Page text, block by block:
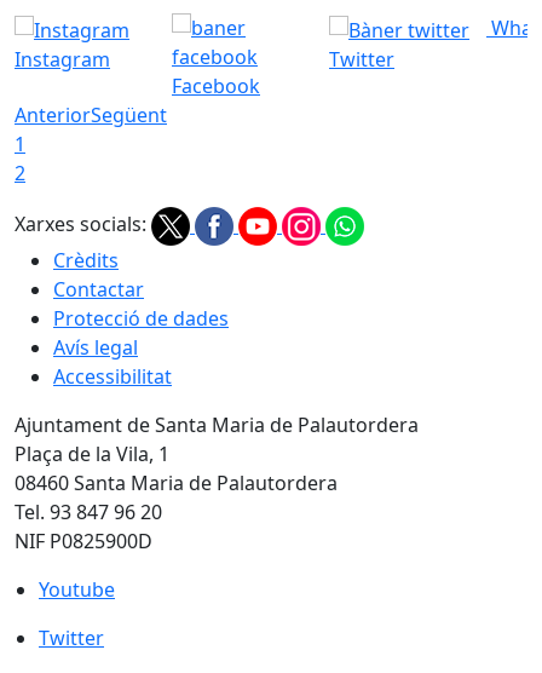
Instagram
Facebook
Twitter
AnteriorSegüent
1
2
Xarxes socials:
Crèdits
Contactar
Protecció de dades
Avís legal
Accessibilitat
Ajuntament de Santa Maria de Palautordera
Plaça de la Vila, 1
08460 Santa Maria de Palautordera
Tel. 93 847 96 20
NIF P0825900D
Youtube
Youtube
Twitter
Twitter